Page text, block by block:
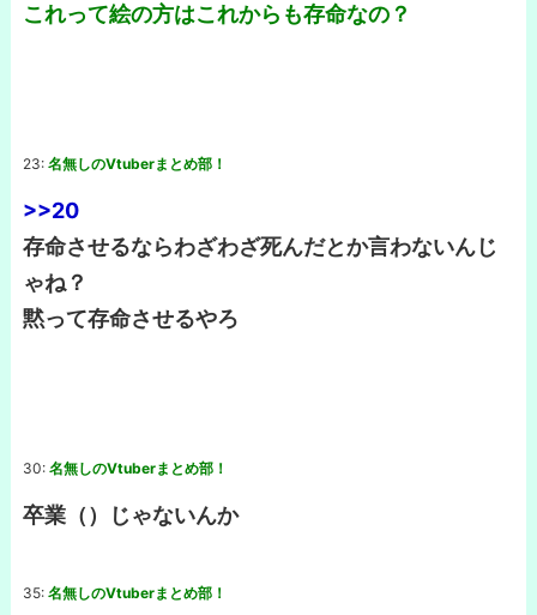
これって絵の方はこれからも存命なの？
23: 名無しのVtuberまとめ部！
>>20
存命させるならわざわざ死んだとか言わないんじ
ゃね？
黙って存命させるやろ
30: 名無しのVtuberまとめ部！
卒業（）じゃないんか
35: 名無しのVtuberまとめ部！